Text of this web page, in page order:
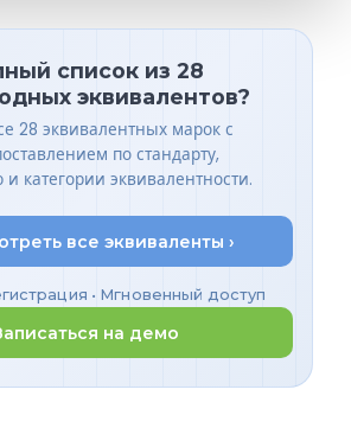
список из 28
эквивалентов?
28 эквивалентных марок с
по стандарту,
категории эквивалентности.
все эквиваленты ›
• Мгновенный доступ
на демо